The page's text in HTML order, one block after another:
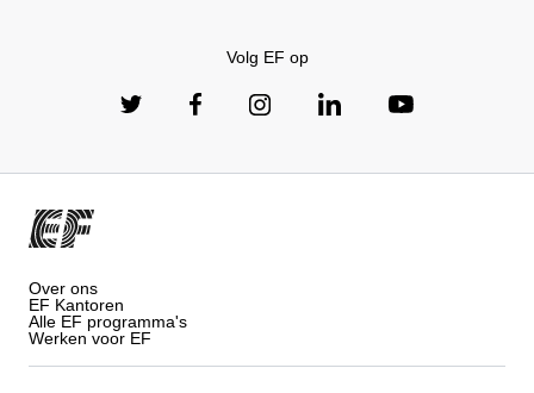
Volg EF op
Over ons
EF Kantoren
Alle EF programma's
Werken voor EF